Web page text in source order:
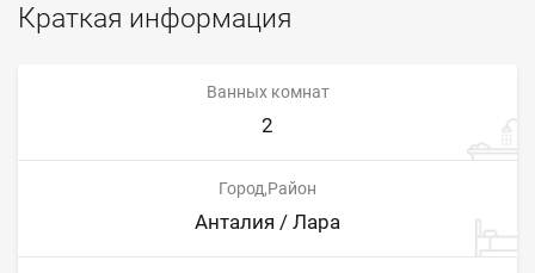
Краткая информация
Ванных комнат
2
Город,Район
Анталия / Лара